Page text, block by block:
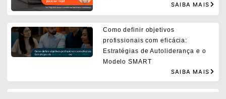
SAIBA MAIS
Como definir objetivos
profissionais com eficácia:
Estratégias de Autoliderança e o
Modelo SMART
SAIBA MAIS